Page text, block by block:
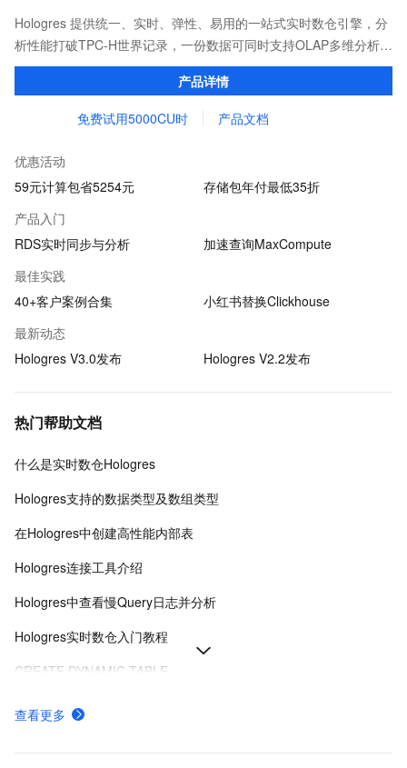
Hologres 提供统一、实时、弹性、易用的一站式实时数仓引擎，分
析性能打破TPC-H世界记录，一份数据可同时支持OLAP多维分析、
即席分析、点查、向量计算等多种场景，同时替换各类OLAP引擎与
产品详情
免费试用5000CU时 产品文档
优惠活动
59元计算包省5254元
存储包年付最低35折
产品入门
RDS实时同步与分析
加速查询MaxCompute
最佳实践
40+客户案例合集
小红书替换Clickhouse
最新动态
Hologres V3.0发布
Hologres V2.2发布
热门帮助文档
什么是实时数仓Hologres
Hologres支持的数据类型及数组类型
在Hologres中创建高性能内部表
Hologres连接工具介绍
Hologres中查看慢Query日志并分析
Hologres实时数仓入门教程
CREATE DYNAMIC TABLE
ALTERTABLE的用法
查看更多